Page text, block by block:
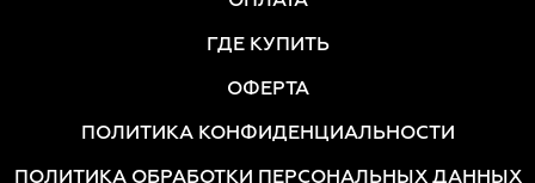
ГДЕ КУПИТЬ
ОФЕРТА
ПОЛИТИКА КОНФИДЕНЦИАЛЬНОСТИ
ПОЛИТИКА ОБРАБОТКИ ПЕРСОНАЛЬНЫХ ДАННЫХ